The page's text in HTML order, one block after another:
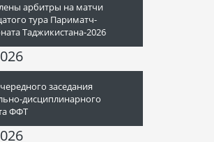
арбитры на матчи
тура Париматч-
Таджикистана-2026
заседания
дисциплинарного
ФФТ